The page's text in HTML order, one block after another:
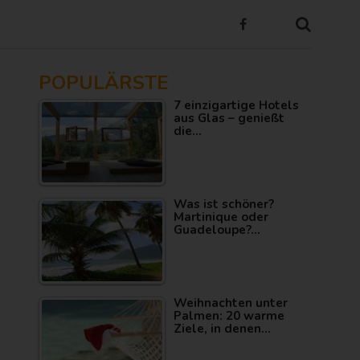
POPULÄRSTE
7 einzigartige Hotels
aus Glas – genießt
die…
Was ist schöner?
Martinique oder
Guadeloupe?…
Weihnachten unter
Palmen: 20 warme
Ziele, in denen…